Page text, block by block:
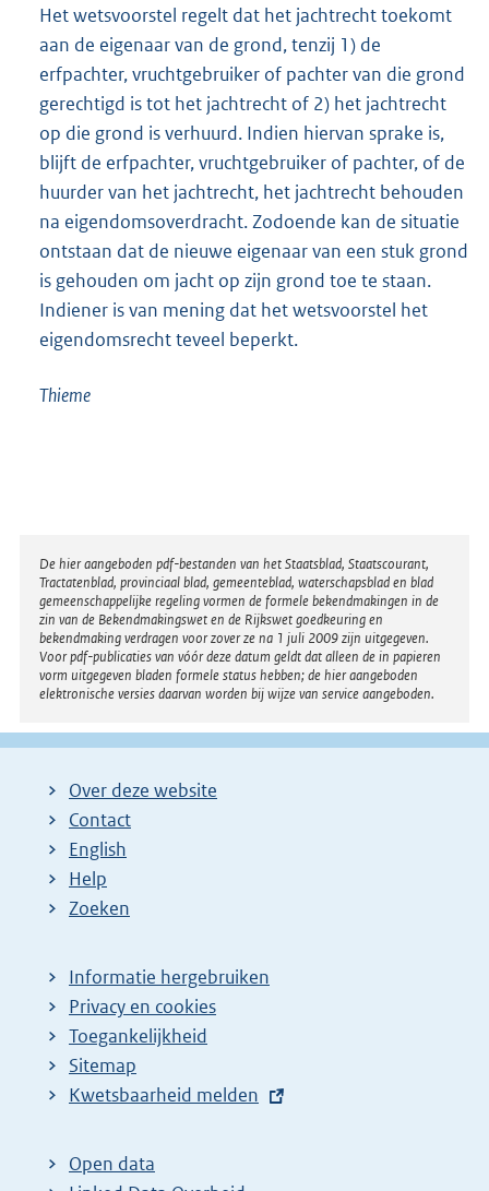
Het wetsvoorstel regelt dat het jachtrecht toekomt
aan de eigenaar van de grond, tenzij 1) de
erfpachter, vruchtgebruiker of pachter van die grond
gerechtigd is tot het jachtrecht of 2) het jachtrecht
op die grond is verhuurd. Indien hiervan sprake is,
blijft de erfpachter, vruchtgebruiker of pachter, of de
huurder van het jachtrecht, het jachtrecht behouden
na eigendomsoverdracht. Zodoende kan de situatie
ontstaan dat de nieuwe eigenaar van een stuk grond
is gehouden om jacht op zijn grond toe te staan.
Indiener is van mening dat het wetsvoorstel het
eigendomsrecht teveel beperkt.
Thieme
Disclaimer
De hier aangeboden pdf-bestanden van het Staatsblad, Staatscourant,
Tractatenblad, provinciaal blad, gemeenteblad, waterschapsblad en blad
gemeenschappelijke regeling vormen de formele bekendmakingen in de
zin van de Bekendmakingswet en de Rijkswet goedkeuring en
bekendmaking verdragen voor zover ze na 1 juli 2009 zijn uitgegeven.
Voor pdf-publicaties van vóór deze datum geldt dat alleen de in papieren
vorm uitgegeven bladen formele status hebben; de hier aangeboden
elektronische versies daarvan worden bij wijze van service aangeboden.
Over deze website
Contact
English
Help
Zoeken
Informatie hergebruiken
Privacy en cookies
Toegankelijkheid
Sitemap
E
t
e
Kwetsbaarheid melden
Open data